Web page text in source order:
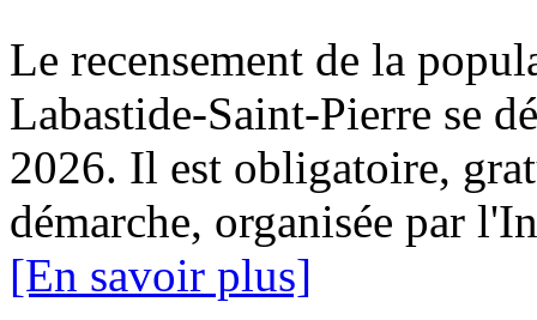
Le recensement de la
Labastide-Saint-Pierre se
2026. Il est obligatoire,
démarche, organisée par
[En savoir plus]